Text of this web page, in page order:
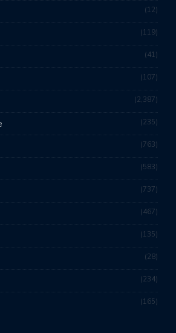
12
119
41
107
2,387
235
763
583
737
467
135
28
234
165